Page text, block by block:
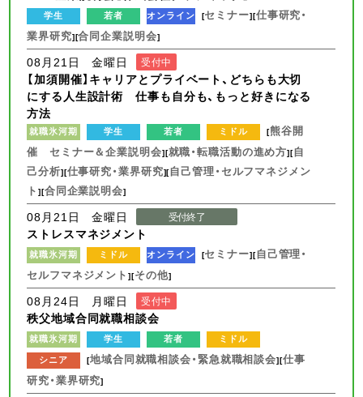
学生 若者 オンライン [セミナー][仕事研究・
業界研究][合同企業説明会]
08月21日 金曜日 受付中
【加須開催】キャリアとプライベート、どちらも大切
にする人生設計術 仕事も自分も、もっと好きになる
方法
就職氷河期 学生 若者 ミドル [熊谷開
催 セミナー＆企業説明会][就職・転職活動の進め方][自
己分析][仕事研究・業界研究][自己管理・セルフマネジメン
ト][合同企業説明会]
08月21日 金曜日 受付終了
ストレスマネジメント
就職氷河期 ミドル オンライン [セミナー][自己管理・
セルフマネジメント][その他]
08月24日 月曜日 受付中
秩父地域合同就職相談会
就職氷河期 学生 若者
ミドル
シニア
[地域合同就職相談会・緊急就職相談会][仕事
研究・業界研究]